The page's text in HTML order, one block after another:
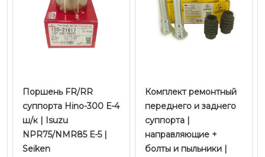
Поршень FR/RR
суппорта Hino-300 Е-4
ш/к | Isuzu
NPR75/NMR85 Е-5 |
Seiken
Комплект ремонтный
переднего и заднего
суппорта |
направляющие +
болты и пыльники |